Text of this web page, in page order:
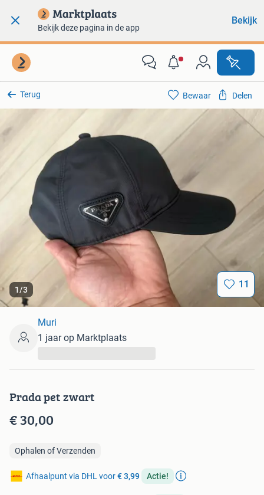
Bekijk deze pagina in de app
Bekijk
Terug
1/3 11
Bewaar Delen
Prada pet zwart
€ 30,00
Ophalen of Verzenden
Afhaalpunt via DHL voor€ 3,99 Actie!
Muri
1 jaar op Marktplaats